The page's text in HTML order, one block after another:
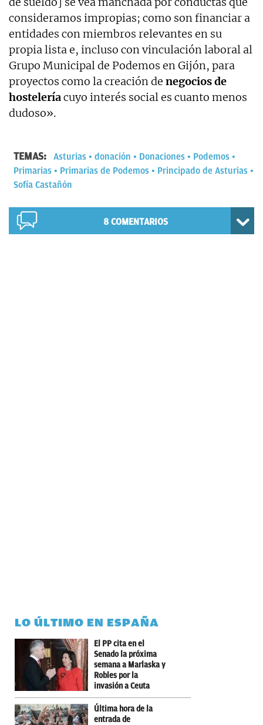
consideramos impropias; como son financiar a
entidades con miembros relevantes en su
propia lista e, incluso con vinculación laboral al
Grupo Municipal de Podemos en Gijón, para
proyectos como la creación de negocios de
hosteleríacuyo interés social es cuanto menos
dudoso».
TEMAS: Asturias donación Donaciones
Podemos
Primarias
Primarias de Podemos
Principado de Asturias
Sofía Castañón
8 COMENTARIOS
LO ÚLTIMO EN ESPAÑA
El PP cita en el
Senado la próxima
semana a Marlaska y
Robles por la
invasión a Ceuta
Última hora de la
entrada de